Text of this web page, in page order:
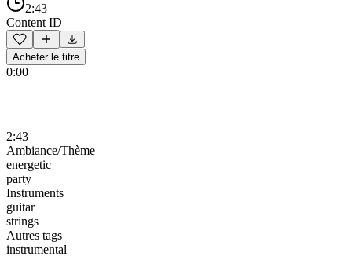
2:43
Content ID
Acheter le titre
0:00
2:43
Ambiance/Thème
energetic
party
Instruments
guitar
strings
Autres tags
instrumental